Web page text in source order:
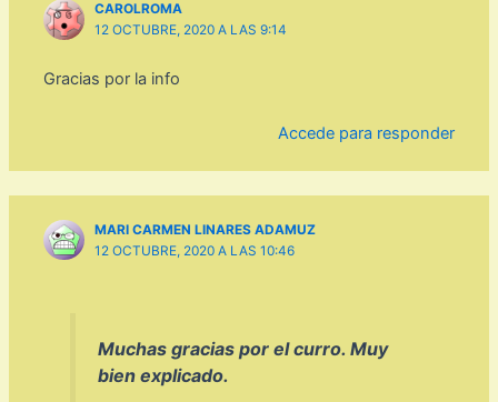
CAROLROMA
12 OCTUBRE, 2020 A LAS 9:14
Gracias por la info
Accede para responder
MARI CARMEN LINARES ADAMUZ
12 OCTUBRE, 2020 A LAS 10:46
Muchas gracias por el curro. Muy
bien explicado.